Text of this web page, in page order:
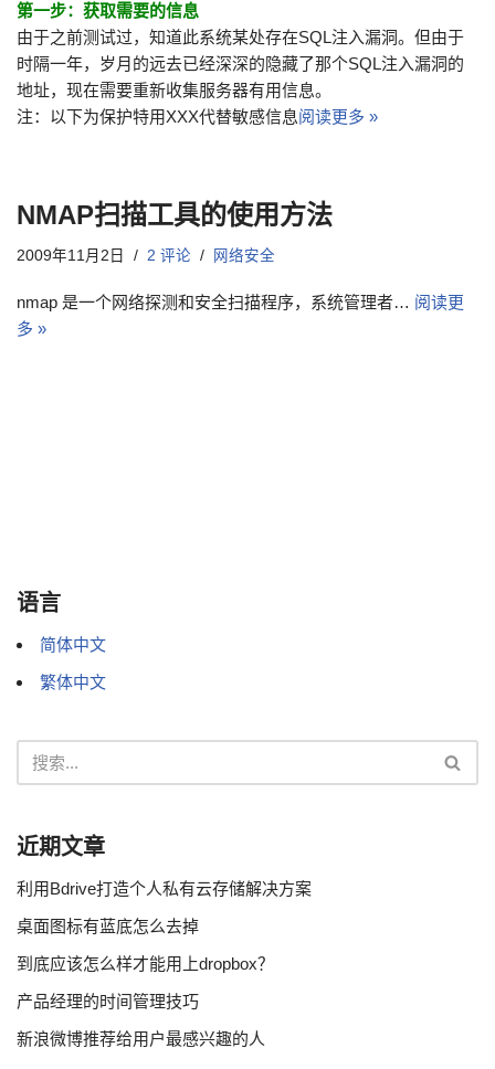
第一步：获取需要的信息
由于之前测试过，知道此系统某处存在SQL注入漏洞。但由于
时隔一年，岁月的远去已经深深的隐藏了那个SQL注入漏洞的
地址，现在需要重新收集服务器有用信息。
注：以下为保护特用XXX代替敏感信息阅读更多 »
NMAP扫描工具的使用方法
2009年11月2日 2 评论 网络安全
nmap 是一个网络探测和安全扫描程序，系统管理者… 阅读更
多 »
语言
简体中文
繁体中文
近期文章
利用Bdrive打造个人私有云存储解决方案
桌面图标有蓝底怎么去掉
到底应该怎么样才能用上dropbox？
产品经理的时间管理技巧
新浪微博推荐给用户最感兴趣的人